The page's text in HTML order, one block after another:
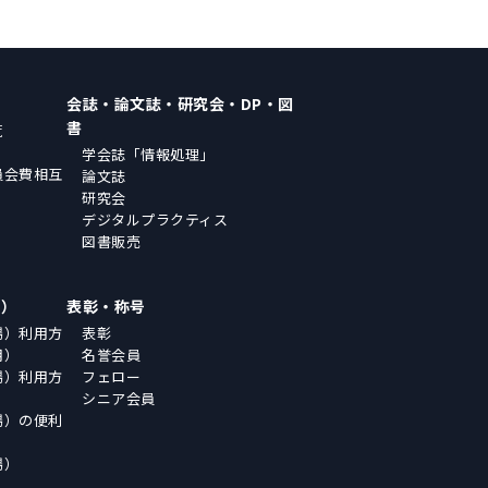
費相互
会誌・論文誌・研究会・DP・図
書
学会誌「情報処理」
論文誌
研究会
デジタルプラクティス
図書販売
利用方
利用方
の便利
表彰・称号
表彰
名誉会員
フェロー
シニア会員